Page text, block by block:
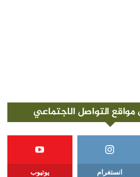
مواقع التواصل الاجتماعي
انستغرام يوتيوب